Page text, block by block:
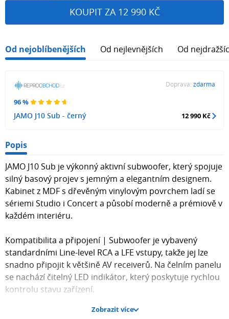
KOUPIT ZA 12 990 KČ
Od nejoblíbenějších Od nejlevnějších Od
96 %
JAMO J10 Sub - černý
Doprava: zdarma
12 990 Kč
Popis
JAMO J10 Sub je výkonný aktivní subwoofer, který spojuje
silný basový projev s jemným a elegantním designem.
Kabinet z MDF s dřevěným vinylovým povrchem ladí se
sériemi Studio i Concert a působí moderně a prémiově v
každém interiéru.
Kompatibilita a připojení | Subwoofer je vybavený
standardními Line-level RCA a LFE vstupy, takže jej lze
snadno připojit k většině AV receiverů. Na čelním panelu
se nachází čitelný LED indikátor, který poskytuje rychlou
kontrolu stavu zařízení.
Kompaktní, ale pevná konstrukce | Rozměry 368 × 317 ×
Zobrazit více